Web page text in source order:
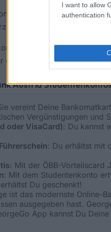
I want to allow
authentication
ist komplett kostenlos
kündigen, da es keine
bei der Ersten Bank
den Copyshop etc. Somit
Austria
vereint Deine
Vergünstigungen und
oder VisaCard): Du kannst
: Du erhältst mit
: Mit der ÖBB-Vorteilscard
: Mit dem Studentenkonto
Du geschenkt!
ist das modernste Online-
ausgegeben hast.
App kannst Du